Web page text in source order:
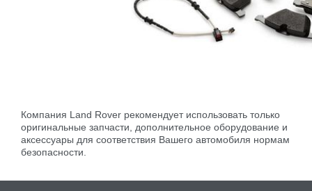
Компания Land Rover рекомендует использовать только
оригинальные запчасти, дополнительное оборудование и
аксессуары для соответствия Вашего автомобиля нормам
безопасности.